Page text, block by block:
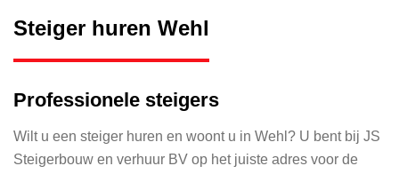
Downloads
Contact
Steiger huren Wehl
Professionele steigers
Wilt u een steiger huren en woont u in Wehl? U bent bij JS
Steigerbouw en verhuur BV op het juiste adres voor de